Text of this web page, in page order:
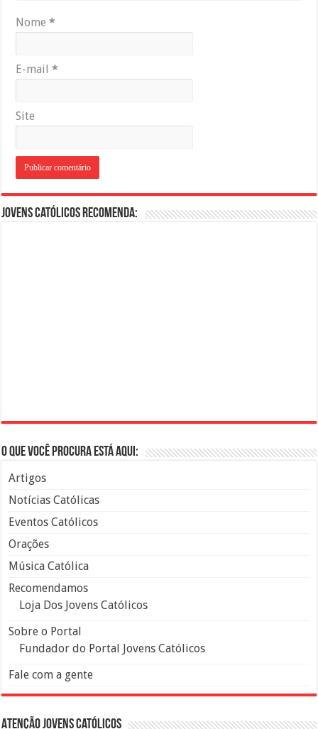
Nome*
E-mail*
Site
Jovens Católicos Recomenda:
O que você procura está aqui:
Artigos
Notícias Católicas
Eventos Católicos
Orações
Música Católica
Recomendamos
Loja Dos Jovens Católicos
Sobre o Portal
Fundador do Portal Jovens Católicos
Fale com a gente
Atenção Jovens Católicos